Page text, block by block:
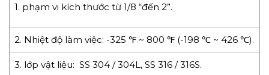
1. phạm vi kích thước từ 1/8 “đến 2”.
2. Nhiệt độ làm việc: -325 ℉ ~ 800 ℉ (-198 ℃ ~ 426 ℃).
3. lớp vật liệu: SS 304 / 304L, SS 316 / 316S.